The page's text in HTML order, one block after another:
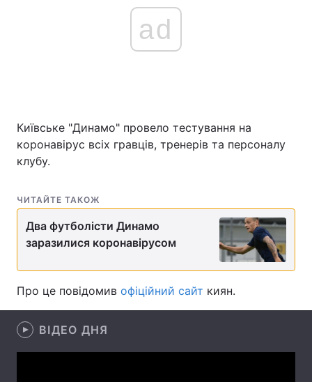
Головна Війна
Україна
Економіка
Спорт
Інциденти
ad
Київське "Динамо" провело тестування на
коронавірус всіх гравців, тренерів та персоналу
клубу.
ЧИТАЙТЕ ТАКОЖ
Два футболісти Динамо
заразилися коронавірусом
Про це повідомив офіційний сайт киян.
ВІДЕО ДНЯ